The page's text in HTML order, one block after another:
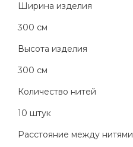
Ширина изделия
300 см
Высота изделия
300 см
Количество нитей
10 штук
Расстояние между нитями